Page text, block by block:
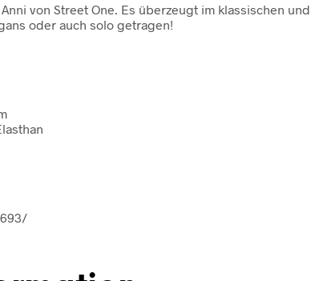
von Street One. Es überzeugt im klassischen
oder auch solo getragen!